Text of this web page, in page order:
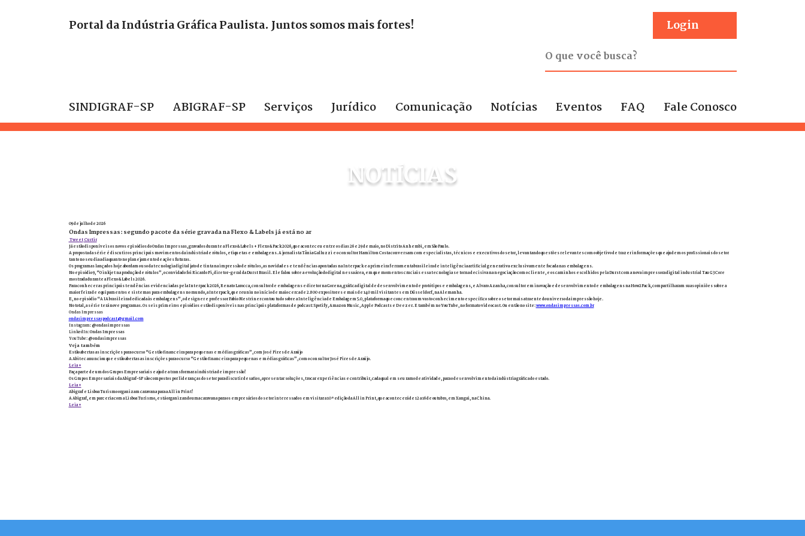
Portal da Indústria Gráfica Paulista. Juntos somos mais fortes! Login
SINDIGRAF-SP ABIGRAF-SP Serviços Jurídico Comunicação Notícias Eventos FAQ Fale Conosco
NOTÍCIAS
09 de julho de 2026
Ondas Impressas: segundo pacote da série gravada na Flexo & Labels já está no ar
Tweet Curtir
Já estão disponíveis os novos episódios do Ondas Impressas, gravados durante a Flexo & Labels + Flexo & Pack 2026, que aconteceu entre os dias 26 e 29 de maio, no Distrito Anhembi, em São Paulo.
A proposta da série é discutir os principais movimentos da indústria de rótulos, etiquetas e embalagens. A jornalista Tânia Galluzzi e o consultor Hamilton Costa conversam com especialistas, técnicos e executivos do setor, levantando questões relevantes com o objetivo de trazer informações que ajudem os profissionais do setor
tanto no seu dia a dia quanto no planejamento de ações futuras.
Os programas lançados hoje abordam o uso da tecnologia digital jato de tinta na impressão de rótulos, as novidades e tendências apontadas na Interpack e a primeira ferramenta brasileira de inteligência artificial generativa exclusivamente focada nas embalagens.
No episódio 9, “O inkjet na produção de rótulos”, o convidado foi Ricardo Pi, diretor-geral da Durst Brasil. Ele falou sobre a evolução do digital nessa área, em que momentos cruciais essa tecnologia se torna decisiva na negociação com o cliente, e os caminhos escolhidos pela Durst com a nova impressora digital industrial Tau G3 Core
mostrada durante a Flexo & Labels 2026.
Para conhecer as principais tendências evidenciadas pela Interpack 2026, Renato Larocca, consultor de embalagens e diretor na Gorena, gráfica digital de desenvolvimento de protótipos e embalagens, e Alvaro Azanha, consultor em inovação e desenvolvimento de embalagens na How2Pack, compartilharam suas opiniões sobre a
maior feira de equipamentos e sistemas para embalagens no mundo, a Interpack, que reuniu no início de maio cerca de 2.800 expositores e mais de 140 mil visitantes em Düsseldorf, na Alemanha.
E, no episódio “A IA brasileira dedicada às embalagens”, o designer e professor Fabio Mestriner contou tudo sobre a Inteligência de Embalagem 5.0, plataforma que concentra um vasto conhecimento específico sobre o setor mais atraente do universo da impressão hoje.
No total, a série terá nove programas. Os seis primeiros episódios estão disponíveis nas principais plataformas de podcast: Spotify, Amazon Music, Apple Podcasts e Deezer. E também no YouTube, no formato videocast. Ou então no site:www.ondasimpressas.com.br
Ondas Impressas
ondasimpressaspodcast@gmail.com
Instagram: @ondasimpressas
LinkedIn: Ondas Impressas
YouTube: @ondasimpressas
Veja também
Estão abertas as inscrições para o curso “Gestão financeira para pequenas e médias gráficas”, com José Pires de Araújo
A Abitec anunciou que estão abertas as inscrições para o curso “Gestão financeira para pequenas e médias gráficas”, com o consultor José Pires de Araújo.
Leia +
Faça parte de um dos Grupos Empresariais e ajude a transformar a indústria de impressão!
Os Grupos Empresariais da Abigraf-SP são compostos por lideranças do setor para discutir desafios, apresentar soluções, trocar experiências e contribuir, cada qual em seu ramo de atividade, para o desenvolvimento da indústria gráfica do estado.
Leia +
Abigraf e Lisboa Turismo organizam caravana para a All in Print!
A Abigraf, em parceria com a Lisboa Turismo, está organizando uma caravana para os empresários do setor interessados em visitar a 10ª edição da All in Print, que acontecerá de 12 a 16 de outubro, em Xangai, na China.
Leia +